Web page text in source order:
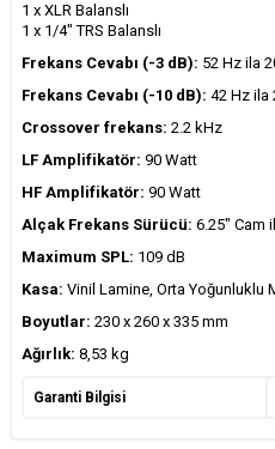
1 x XLR Balanslı
1 x 1/4" TRS Balanslı
Frekans Cevabı (-3 dB): 52 Hz ila
Frekans Cevabı (-10 dB): 42 Hz ila
Crossover frekans: 2.2 kHz
LF Amplifikatör: 90 Watt
HF Amplifikatör: 90 Watt
Alçak Frekans Sürücü: 6.25" Cam
Maximum SPL: 109 dB
Kasa: Vinil Lamine, Orta Yoğunluklu
Boyutlar: 230 x 260 x 335 mm
Ağırlık: 8,53 kg
Garanti Bilgisi